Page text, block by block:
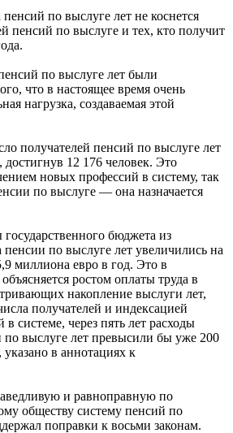
по выслуге лет не коснется
пенсий по выслуге и тех, кто получит
по выслуге лет были
что в настоящее время очень
нагрузка, создаваемая этой
получателей пенсий по выслуге лет
достигнув 12 176 человек. Это
новых профессий в систему, так
по выслуге — она назначается
бюджета из
по выслуге лет увеличились на
миллиона евро в год. Это в
ростом оплаты труда в
накопление выслуги лет,
получателей и индексацией
системе, через пять лет расходы
по выслуге лет превысили бы уже 200
в аннотациях к
и равноправную по
обществу систему пенсий по
поправки к восьми законам.